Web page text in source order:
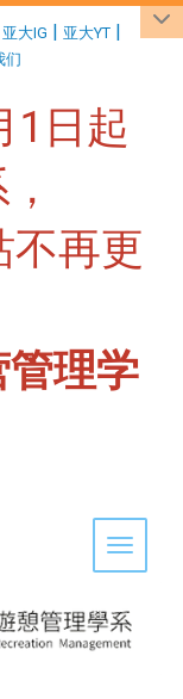
亚大IG | 亚大YT |
们
1日起
不再更
理学
Toggle